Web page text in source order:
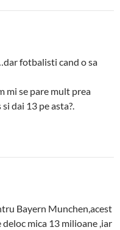
fotbalisti cand o sa
mi se pare mult prea
dai 13 pe asta?.
Bayern Munchen,acest
mica 13 milioane ,iar